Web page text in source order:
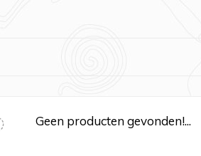
Geen producten gevonden!...